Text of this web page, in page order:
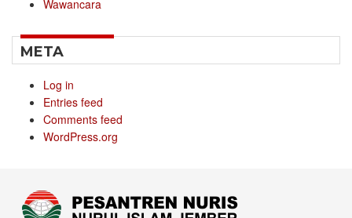
Wawancara
META
Log in
Entries feed
Comments feed
WordPress.org